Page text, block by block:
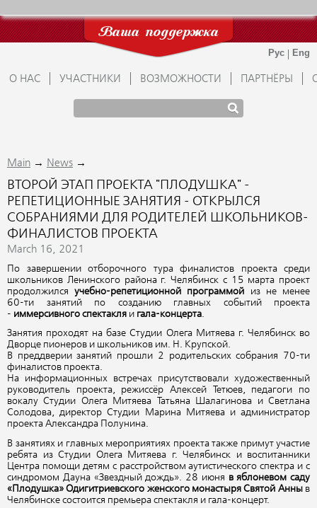
Ваша поддержка
О НАС УЧАСТНИКИ ВОЗМОЖНОСТИ ПАРТНЁРЫ
Main → News →
ВТОРОЙ ЭТАП ПРОЕКТА "ПЛОДУШКА" -
РЕПЕТИЦИОННЫЕ ЗАНЯТИЯ - ОТКРЫЛСЯ
СОБРАНИЯМИ ДЛЯ РОДИТЕЛЕЙ ШКОЛЬНИКОВ-
ФИНАЛИСТОВ ПРОЕКТА
March 16, 2021
По завершении отборочного тура финалистов проекта среди
школьников Ленинского района г. Челябинск с 15 марта проект
продолжилсяучебно-репетиционной программой
из не менее
60-ти занятий по созданию главных событий проекта
- иммерсивного спектакля и гала-концерта.
Занятия проходят на базе Студии Олега Митяева г. Челябинск во
Дворце пионеров и школьников им. Н. Крупской.
В преддверии занятий прошли 2 родительских собрания 70-ти
финалистов проекта.
На информационных встречах присутствовали художественный
руководитель проекта, режиссёр Алексей Тетюев, педагоги по
вокалу Студии Олега Митяева Татьяна Шалагинова и Светлана
Солодова, директор Студии Марина Митяева и администратор
проекта Александра Полунина.
В занятиях и главных мероприятиях проекта также примут участие
ребята из Студии Олега Митяева г. Челябинск и воспитанники
Центра помощи детям с расстройством аутистического спектра и с
синдромом Дауна «Звездный дождь». 28 июня в яблоневом саду
«Плодушка» Одигитриевского женского монастыря Святой Анныв
Челябинске состоится премьера спектакля и гала-концерт.